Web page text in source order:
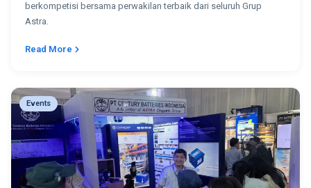
berkompetisi bersama perwakilan terbaik dari seluruh Grup
Astra.
Read More
Events